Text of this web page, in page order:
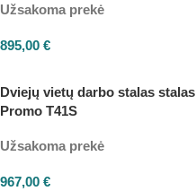
Užsakoma prekė
895,00 €
Dviejų vietų darbo stalas stalas
Promo T41S
Užsakoma prekė
967,00 €